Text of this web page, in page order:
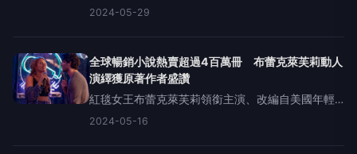
再度登上大銀幕，本片是廣受歡迎的經典動畫《海
半神人毛伊這對不可能的搭檔展開更勝以往的偉大
冒險，今日公布前導海報
2024-05-29
全球暢銷小說熱賣超過4百萬冊 布蕾克萊芙莉動人
演繹獲原著作者盛讚
紅毯女王布蕾克萊芙莉領銜主演、改編自美國年輕
世代最喜歡的作家柯琳胡佛成名代表作&mdash;
在台上映，今日（16日）發佈精采電影預告。柯琳
2024-05-16